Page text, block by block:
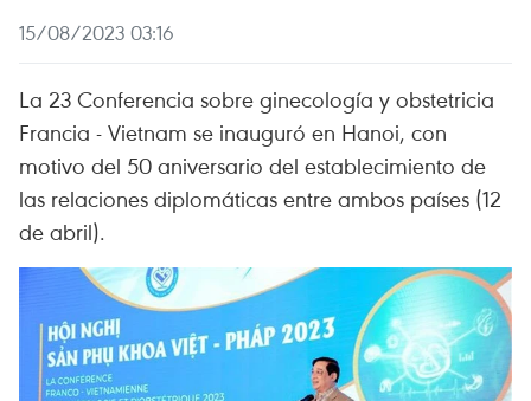
15/08/2023 03:16
La 23 Conferencia sobre ginecología y obstetricia
Francia - Vietnam se inauguró en Hanoi, con
motivo del 50 aniversario del establecimiento de
las relaciones diplomáticas entre ambos países (12
de abril).